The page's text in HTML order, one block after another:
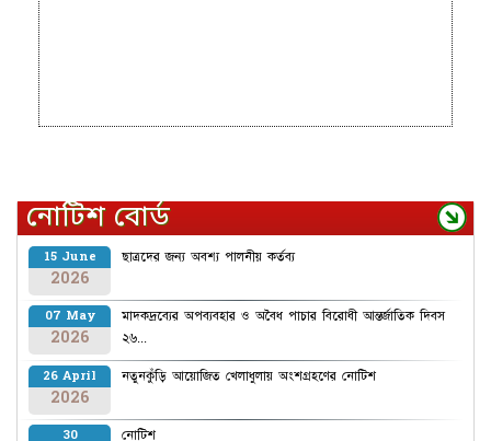
নোটিশ বোর্ড
15 June
2026
ছাত্রদের জন্য অবশ্য পালনীয় কর্তব্য
07 May
2026
মাদকদ্রব্যের অপব্যবহার ও অবৈধ পাচার বিরোধী আন্তর্জাতিক দিবস
২৬...
26 April
2026
নতুনকুঁড়ি আয়োজিত খেলাধুলায় অংশগ্রহণের নোটিশ
30
নোটিশ